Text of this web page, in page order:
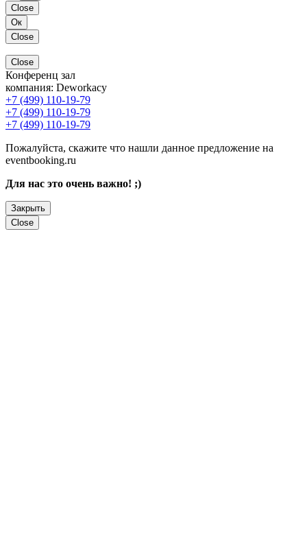
Close
Ок
Close
Close
Конференц зал
компания: Deworkacy
+7 (499) 110-19-79
+7 (499) 110-19-79
+7 (499) 110-19-79
Пожалуйста, скажите что нашли данное предложение на
eventbooking.ru
Для нас это очень важно! ;)
Закрыть
Close